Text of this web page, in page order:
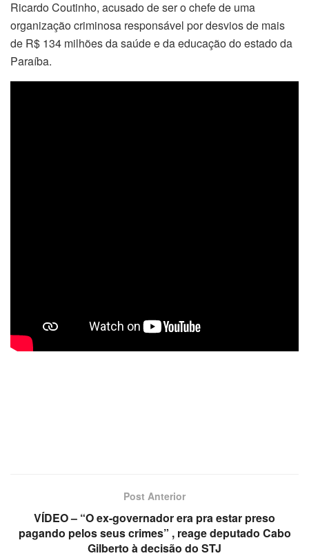
Ricardo Coutinho, acusado de ser o chefe de uma
organização criminosa responsável por desvios de mais
de R$ 134 milhões da saúde e da educação do estado da
Paraíba.
Post Anterior
VÍDEO – “O ex-governador era pra estar preso
pagando pelos seus crimes” , reage deputado Cabo
Gilberto à decisão do STJ